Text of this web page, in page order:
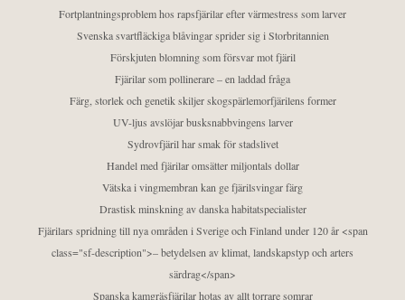
Fortplantningsproblem hos rapsfjärilar efter värmestress som larver
Svenska svartfläckiga blåvingar sprider sig i Storbritannien
Förskjuten blomning som försvar mot fjäril
Fjärilar som pollinerare – en laddad fråga
Färg, storlek och genetik skiljer skogspärlemorfjärilens former
UV-ljus avslöjar busksnabbvingens larver
Sydrovfjäril har smak för stadslivet
Handel med fjärilar omsätter miljontals dollar
Vätska i vingmembran kan ge fjärilsvingar färg
Drastisk minskning av danska habitatspecialister
Fjärilars spridning till nya områden i Sverige och Finland under 120 år <span
class="sf-description">– betydelsen av klimat, landskapstyp och arters
särdrag</span>
Spanska kamgräsfjärilar hotas av allt torrare somrar